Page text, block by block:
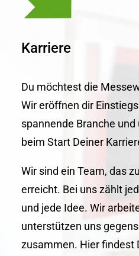
Karriere
Du möchtest die
Wir eröffnen dir
spannende Branche
beim Start Deiner
Wir sind ein Team, das
erreicht. Bei uns zählt
und jede Idee. Wir
unterstützen uns
zusammen. Hier findest